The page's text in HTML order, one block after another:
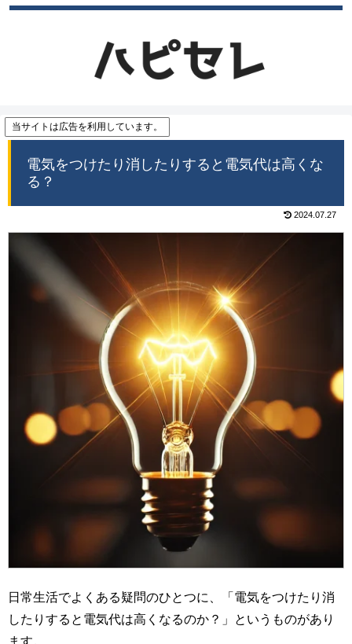
当サイトは広告を利用しています。
電気をつけたり消したりすると電気代は高くな
る？
2024.07.27
日常生活でよくある疑問のひとつに、「電気をつけたり消
したりすると電気代は高くなるのか？」というものがあり
ます。